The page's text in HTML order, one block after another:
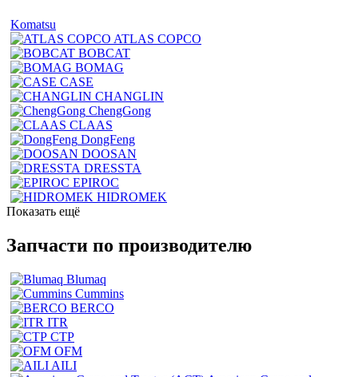
Komatsu
ATLAS COPCO
BOBCAT
BOMAG
CASE
CHANGLIN
ChengGong
CLAAS
DongFeng
DOOSAN
DRESSTA
EPIROC
HIDROMEK
Показать ещё
Запчасти по производителю
Blumaq
Cummins
BERCO
ITR
CTP
OFM
AILI